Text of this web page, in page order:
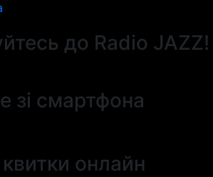
до Radio JAZZ!
зі смартфона
онлайн